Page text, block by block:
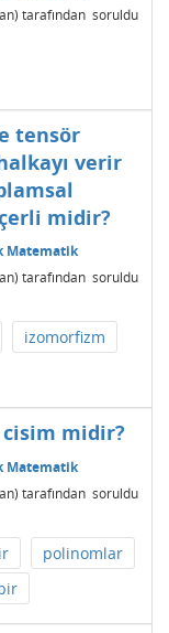
tarafından soruldu
tensör
verir
midir?
Matematik
tarafından soruldu
izomorfizm
midir?
Matematik
tarafından soruldu
polinomlar